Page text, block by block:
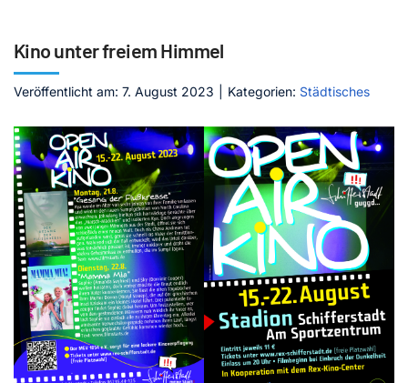
Service
Mediathek
Jetzt abonnieren
Kontakt
Kino unter freiem Himmel
Veröffentlicht am: 7. August 2023 Kategorien: Städtisches